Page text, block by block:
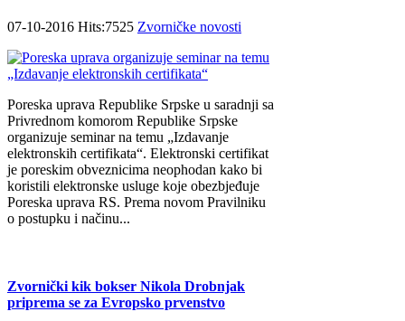
07-10-2016 Hits:7525 Zvorničke novosti
Poreska uprava Republike Srpske u saradnji sa
Privrednom komorom Republike Srpske
organizuje seminar na temu „Izdavanje
elektronskih certifikata“. Elektronski certifikat
je poreskim obveznicima neophodan kako bi
koristili elektronske usluge koje obezbjeđuje
Poreska uprava RS. Prema novom Pravilniku
o postupku i načinu...
Zvornički kik bokser Nikola Drobnjak
priprema se za Evropsko prvenstvo